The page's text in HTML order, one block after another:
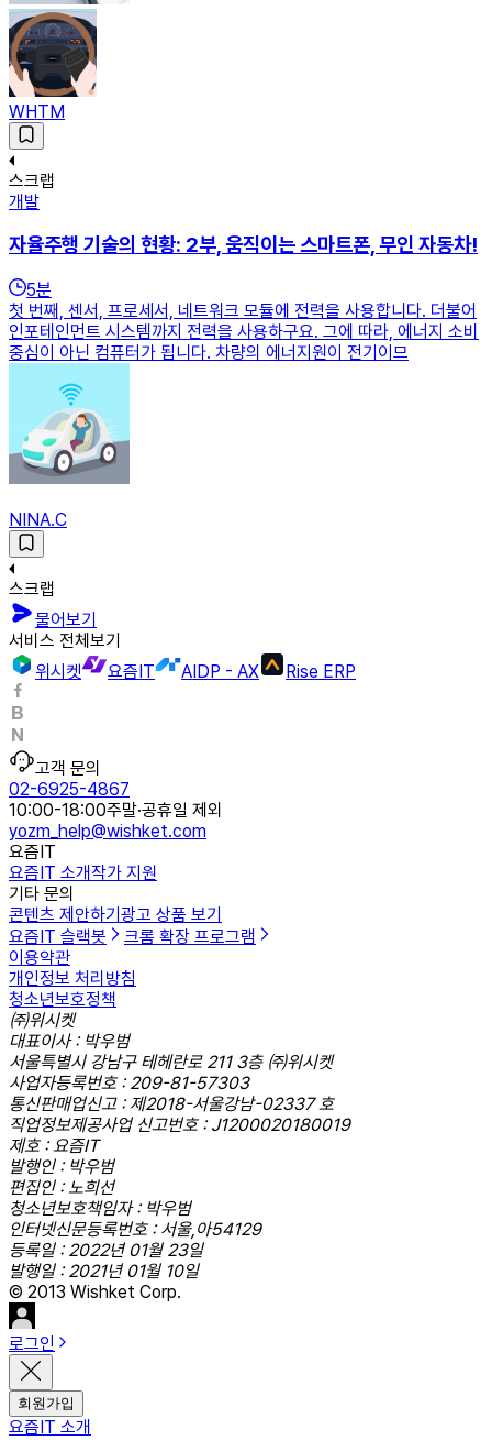
WHTM
스크랩
개발
자율주행 기술의 현황: 2부, 움직이는 스마트폰, 무인 자동차!
5분
첫 번째, 센서, 프로세서, 네트워크 모듈에 전력을 사용합니다. 더불어
인포테인먼트 시스템까지 전력을 사용하구요. 그에 따라, 에너지 소비
중심이 아닌 컴퓨터가 됩니다. 차량의 에너지원이 전기이므
NINA.C
스크랩
물어보기
서비스 전체보기
위시켓
요즘IT AIDP - AX Rise ERP
고객 문의
02-6925-4867
10:00-18:00주말·공휴일 제외
yozm_help@wishket.com
요즘IT
요즘IT 소개작가 지원
기타 문의
콘텐츠 제안하기 광고 상품 보기
요즘IT 슬랙봇
크롬 확장 프로그램
이용약관
개인정보 처리방침
청소년보호정책
㈜위시켓
대표이사 : 박우범
서울특별시 강남구 테헤란로 211 3층 ㈜위시켓
사업자등록번호 : 209-81-57303
통신판매업신고 : 제2018-서울강남-02337 호
직업정보제공사업 신고번호 : J1200020180019
제호 : 요즘IT
발행인 : 박우범
편집인 : 노희선
청소년보호책임자 : 박우범
인터넷신문등록번호 : 서울,아54129
등록일 : 2022년 01월 23일
발행일 : 2021년 01월 10일
© 2013 Wishket Corp.
로그인
회원가입
요즘IT 소개